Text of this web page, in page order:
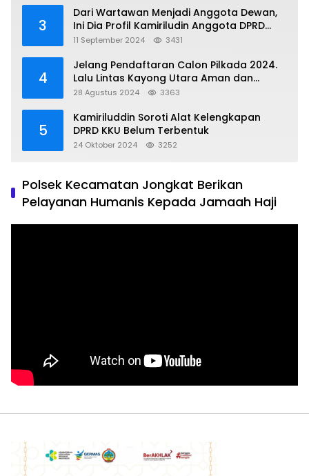
3
Dari Wartawan Menjadi Anggota Dewan,
Ini Dia Profil Kamiriludin Anggota DPRD
Dapil 1 KKU
11 September 2024 3431
4
Jelang Pendaftaran Calon Pilkada 2024.
Lalu Lintas Kayong Utara Aman dan
Kondusif
28 Agustus 2024 3363
5
Kamiriluddin Soroti Alat Kelengkapan
DPRD KKU Belum Terbentuk
24 Oktober 2024 3252
Polsek Kecamatan Jongkat Berikan
Pelayanan Humanis Kepada Jamaah Haji